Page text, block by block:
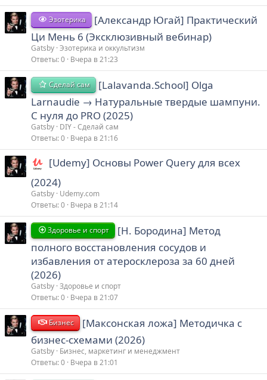
Эзотерика
[Александр Югай] Практический
Ци Мень 6 (Эксклюзивный вебинар)
Gatsby Эзотерика и оккультизм
Ответы 0 Вчера в 21:23
Сделай сам
[Lalavanda.School] Olga
Larnaudie → Натуральные твердые шампуни.
С нуля до PRO (2025)
Gatsby DIY - Сделай сам
Ответы 0 Вчера в 21:16
[Udemy] Основы Power Query для всех
(2024)
Gatsby Udemy.com
Ответы 0 Вчера в 21:14
Здоровье и спорт
[Н. Бородина] Метод
полного восстановления сосудов и
избавления от атеросклероза за 60 дней
(2026)
Gatsby Здоровье и спорт
Ответы 0 Вчера в 21:07
Бизнес
[Максонская ложа] Методичка с
бизнес-схемами (2026)
Gatsby Бизнес, маркетинг и менеджмент
Ответы 0 Вчера в 21:01